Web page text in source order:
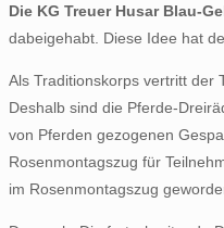
Die KG Treuer Husar Blau-
dabeigehabt. Diese Idee hat
Als Traditionskorps vertritt der
Deshalb sind die Pferde-
von Pferden gezogenen
Rosenmontagszug für
im Rosenmontagszug